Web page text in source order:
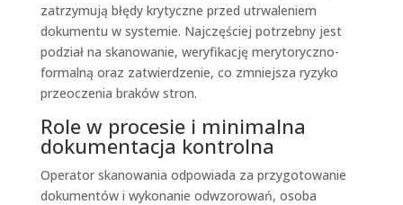
zatrzymują błędy krytyczne przed utrwaleniem
dokumentu w systemie. Najczęściej potrzebny jest
podział na skanowanie, weryfikację merytoryczno-
formalną oraz zatwierdzenie, co zmniejsza ryzyko
przeoczenia braków stron.
Role w procesie i minimalna
dokumentacja kontrolna
Operator skanowania odpowiada za przygotowanie
dokumentów i wykonanie odwzorowań, osoba